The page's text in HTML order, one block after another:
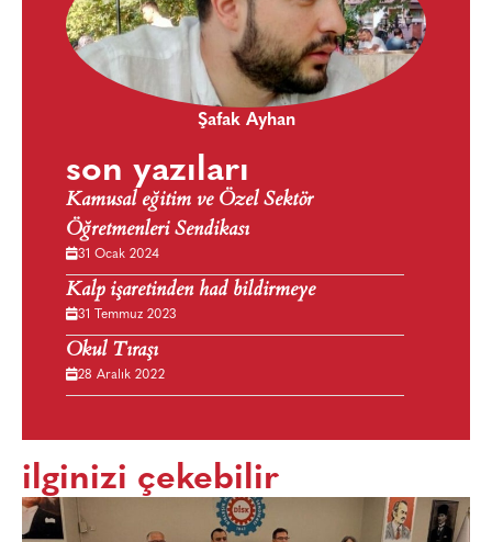
Şafak Ayhan
son yazıları
Kamusal eğitim ve Özel Sektör
Öğretmenleri Sendikası
31 Ocak 2024
Kalp işaretinden had bildirmeye
31 Temmuz 2023
Okul Tıraşı
28 Aralık 2022
ilginizi çekebilir